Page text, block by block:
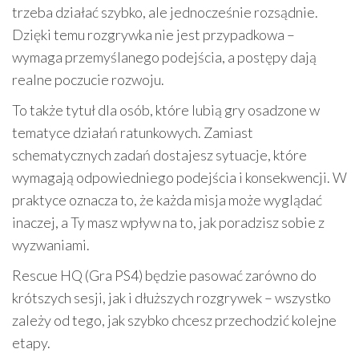
trzeba działać szybko, ale jednocześnie rozsądnie.
Dzięki temu rozgrywka nie jest przypadkowa –
wymaga przemyślanego podejścia, a postępy dają
realne poczucie rozwoju.
To także tytuł dla osób, które lubią gry osadzone w
tematyce działań ratunkowych. Zamiast
schematycznych zadań dostajesz sytuacje, które
wymagają odpowiedniego podejścia i konsekwencji. W
praktyce oznacza to, że każda misja może wyglądać
inaczej, a Ty masz wpływ na to, jak poradzisz sobie z
wyzwaniami.
Rescue HQ (Gra PS4) będzie pasować zarówno do
krótszych sesji, jak i dłuższych rozgrywek – wszystko
zależy od tego, jak szybko chcesz przechodzić kolejne
etapy.